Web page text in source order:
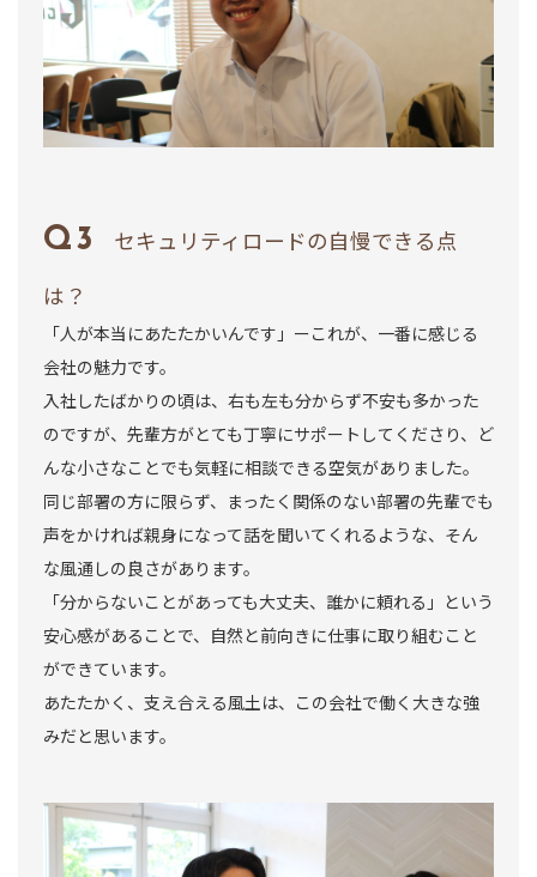
セキュリティロードの自慢できる点
は？
「人が本当にあたたかいんです」ーこれが、一番に感じる
会社の魅力です。
入社したばかりの頃は、右も左も分からず不安も多かった
のですが、先輩方がとても丁寧にサポートしてくださり、ど
んな小さなことでも気軽に相談できる空気がありました。
同じ部署の方に限らず、まったく関係のない部署の先輩でも
声をかければ親身になって話を聞いてくれるような、そん
な風通しの良さがあります。
「分からないことがあっても大丈夫、誰かに頼れる」という
安心感があることで、自然と前向きに仕事に取り組むこと
ができています。
あたたかく、支え合える風土は、この会社で働く大きな強
みだと思います。